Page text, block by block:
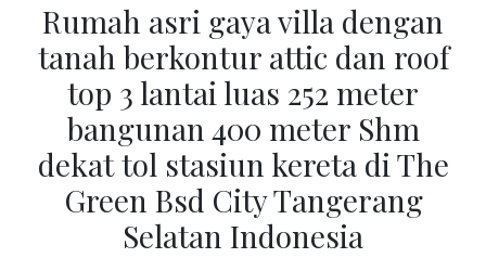
Rumah asri gaya villa dengan
tanah berkontur attic dan roof
top 3 lantai luas 252 meter
bangunan 400 meter Shm
dekat tol stasiun kereta di The
Green Bsd City Tangerang
Selatan Indonesia